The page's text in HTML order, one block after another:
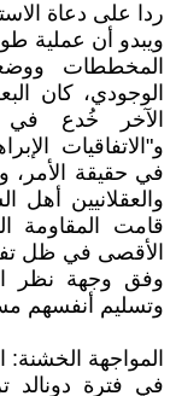
ردا على دعاة
ويبدو أن عملية
المخططات
الوجودي، كان
الآخر خُدع في
و"الاتفاقيات
في حقيقة الأمر،
والعقلانيين أهل
قامت المقاومة
الأقصى في ظل
وفق وجهة نظر
وتسليم أنفسهم
المواجهة الخشنة:
في فترة